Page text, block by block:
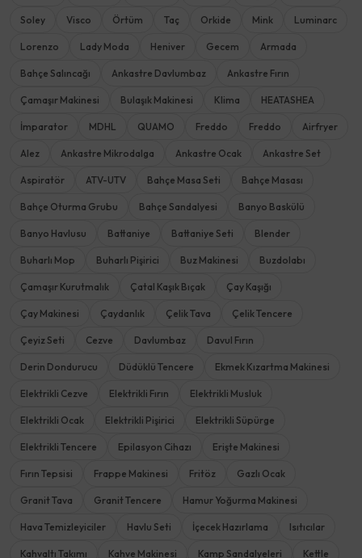
Soley Visco Örtüm Taç Orkide Mink Luminarc
Lorenzo Lady Moda Heniver Gecem Armada
Bahçe Salıncağı Ankastre Davlumbaz Ankastre Fırın
Çamaşır Makinesi Bulaşık Makinesi Klima HEATASHEA
İmparator MDHL QUAMO Freddo Freddo Airfryer
Alez Ankastre Mikrodalga Ankastre Ocak Ankastre Set
Aspiratör ATV-UTV Bahçe Masa Seti Bahçe Masası
Bahçe Oturma Grubu Bahçe Sandalyesi Banyo Baskülü
Banyo Havlusu Battaniye Battaniye Seti Blender
Buharlı Mop Buharlı Pişirici Buz Makinesi Buzdolabı
Çamaşır Kurutmalık Çatal Kaşık Bıçak Çay Kaşığı
Çay Makinesi Çaydanlık Çelik Tava Çelik Tencere
Çeyiz Seti Cezve Davlumbaz Davul Fırın
Derin Dondurucu Düdüklü Tencere Ekmek Kızartma Makinesi
Elektrikli Cezve Elektrikli Fırın Elektrikli Musluk
Elektrikli Ocak Elektrikli Pişirici Elektrikli Süpürge
Elektrikli Tencere Epilasyon Cihazı Erişte Makinesi
Fırın Tepsisi Frappe Makinesi Fritöz Gazlı Ocak
Granit Tava Granit Tencere Hamur Yoğurma Makinesi
Hava Temizleyiciler Havlu Seti İçecek Hazırlama Isıtıcılar
Kahvaltı Takımı Kahve Makinesi Kamp Sandalyeleri Kettle